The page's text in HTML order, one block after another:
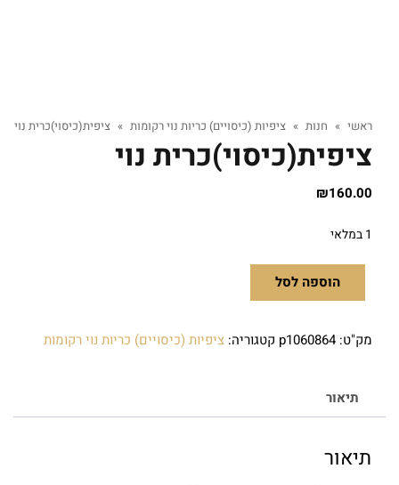
ראשי » חנות » ציפיות (כיסויים) כריות נוי רקומות » ציפית(כיסוי)כרית נוי
ציפית(כיסוי)כרית נוי
₪160.00
1 במלאי
הוספה לסל
מק"ט: p1060864 קטגוריה: ציפיות (כיסויים) כריות נוי רקומות
תיאור
תיאור